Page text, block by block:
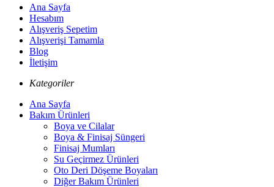
Ana Sayfa
Hesabım
Alışveriş Sepetim
Alışverişi Tamamla
Blog
İletişim
Kategoriler
Ana Sayfa
Bakım Ürünleri
Boya ve Cilalar
Boya & Finisaj Süngeri
Finisaj Mumları
Su Geçirmez Ürünleri
Oto Deri Döşeme Boyaları
Diğer Bakım Ürünleri